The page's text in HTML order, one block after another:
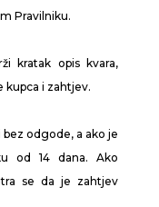
Pravilniku.
kratak opis kvara,
kupca i zahtjev.
odgode, a ako je
od 14 dana. Ako
se da je zahtjev